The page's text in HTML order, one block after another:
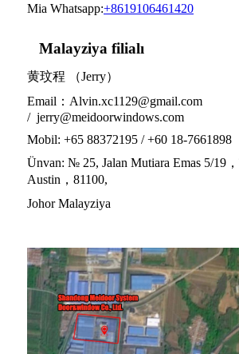
Mia Whatsapp:+8619106461420
Malayziya filialı
黄玟程 （Jerry）
Email：Alvin.xc1129@gmail.com
/ jerry@meidoorwindows.com
Mobil: +65 88372195 / +60 18-7661898
Ünvan: № 25, Jalan Mutiara Emas 5/19
Austin，81100,
Johor Malayziya